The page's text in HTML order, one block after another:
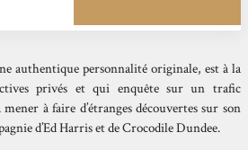
authentique personnalité originale, est à la
privés et qui enquête sur un trafic
à faire d’étranges découvertes sur son
d’Ed Harris et de Crocodile Dundee.